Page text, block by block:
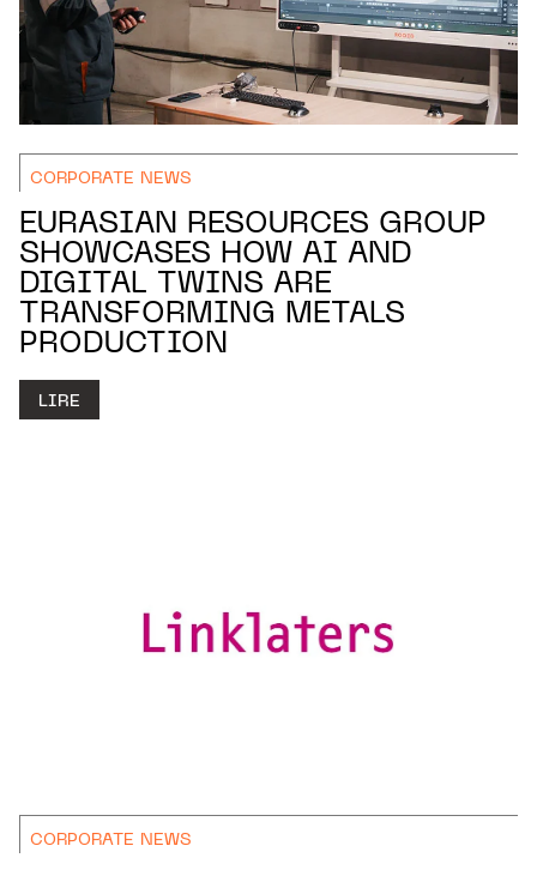
CORPORATE NEWS
EURASIAN RESOURCES GROUP
SHOWCASES HOW AI AND
DIGITAL TWINS ARE
TRANSFORMING METALS
PRODUCTION
LIRE
CORPORATE NEWS